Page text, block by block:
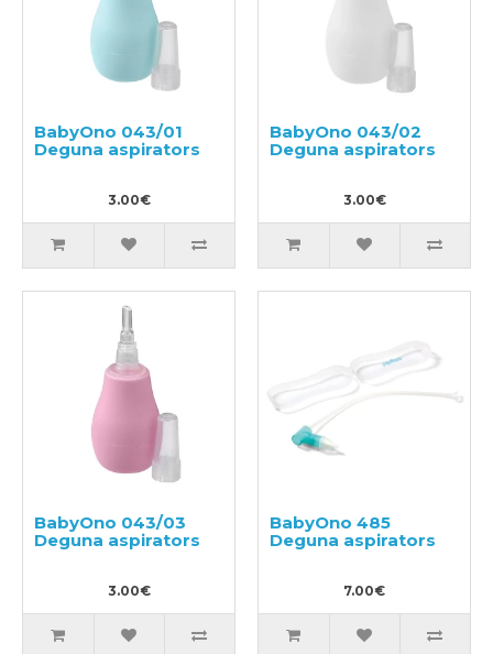
BabyOno 043/01
Deguna aspirators
3.00€
BabyOno 043/02
Deguna aspirators
3.00€
BabyOno 043/03
Deguna aspirators
3.00€
BabyOno 485
Deguna aspirators
7.00€